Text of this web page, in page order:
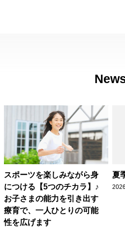
スポーツを楽しみながら身
につける【5つのチカラ】♪
お子さまの能力を引き出す
療育で、一人ひとりの可能
性を広げます
夏